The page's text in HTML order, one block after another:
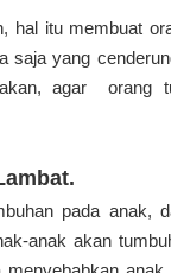
hal itu membuat
saja yang
agar orang
pada anak,
anak akan